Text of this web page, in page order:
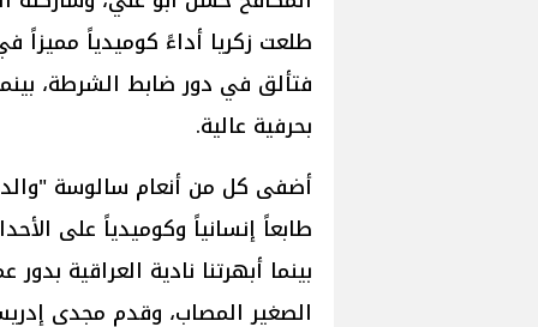
طلعت زكريا أداءً كوميدياً
فتألق في دور ضابط الشرطة،
بحرفية عالية.
أضفى كل من أنعام سالوسة
طابعاً إنسانياً وكوميدياً على
بينما أبهرتنا نادية العراقية
الصغير المصاب، وقدم مجدي